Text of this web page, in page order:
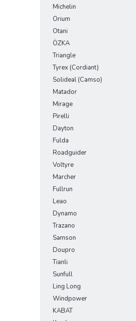
Michelin
Orium
Otani
ÖZKA
Triangle
Tyrex (Cordiant)
Solideal (Camso)
Matador
Mirage
Pirelli
Dayton
Fulda
Roadguider
Voltyre
Marcher
Fullrun
Leao
Dynamo
Trazano
Samson
Doupro
Tianli
Sunfull
Ling Long
Windpower
KABAT